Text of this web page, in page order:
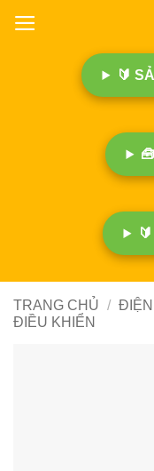
🔰
TRANG CHỦ /
ĐIỀU KHIỂN